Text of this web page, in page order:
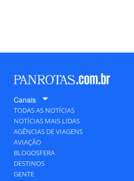
Canais
TODAS AS NOTÍCIAS
NOTÍCIAS MAIS LIDAS
AGÊNCIAS DE VIAGENS
AVIAÇÃO
BLOGOSFERA
DESTINOS
GENTE